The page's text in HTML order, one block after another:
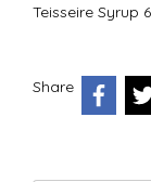
Teisseire Syrup
Share